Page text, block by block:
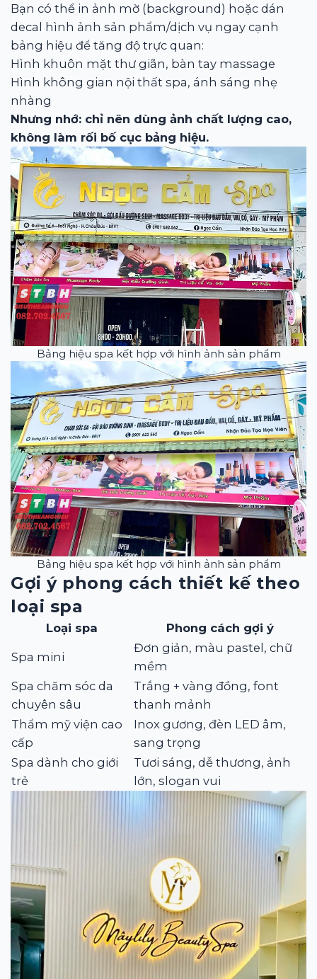
Bạn có thể in ảnh mờ (background) hoặc dán
decal hình ảnh sản phẩm/dịch vụ ngay cạnh
bảng hiệu để tăng độ trực quan:
Hình khuôn mặt thư giãn, bàn tay massage
Hình không gian nội thất spa, ánh sáng nhẹ
nhàng
Nhưng nhớ: chỉ nên dùng ảnh chất lượng cao,
không làm rối bố cục bảng hiệu.
Bảng hiệu spa kết hợp với hình ảnh sản phẩm
Bảng hiệu spa kết hợp với hình ảnh sản phẩm
Gợi ý phong cách thiết kế theo
loại spa
Loại spa Phong cách gợi ý
Spa mini
Đơn giản, màu pastel, chữ
mềm
Spa chăm sóc da
chuyên sâu
Trắng + vàng đồng, font
thanh mảnh
Thẩm mỹ viện cao
cấp
Inox gương, đèn LED âm,
sang trọng
Spa dành cho giới
trẻ
Tươi sáng, dễ thương, ảnh
lớn, slogan vui